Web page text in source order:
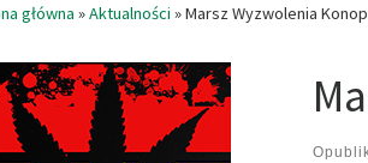
główna »Aktualności »Marsz Wyzwolenia